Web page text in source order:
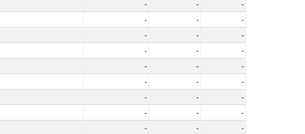
- -
-
- -
-
- -
-
- -
-
- -
-
- -
-
- -
-
- -
-
- -
-